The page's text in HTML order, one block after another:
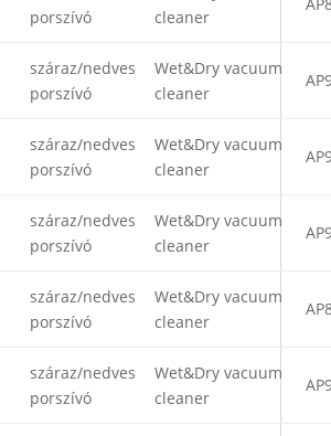
porszívó
cleaner
száraz/nedves
porszívó
Wet&Dry vacuum
cleaner
száraz/nedves
porszívó
Wet&Dry vacuum
cleaner
száraz/nedves
porszívó
Wet&Dry vacuum
cleaner
száraz/nedves
porszívó
Wet&Dry vacuum
cleaner
száraz/nedves
porszívó
Wet&Dry vacuum
cleaner